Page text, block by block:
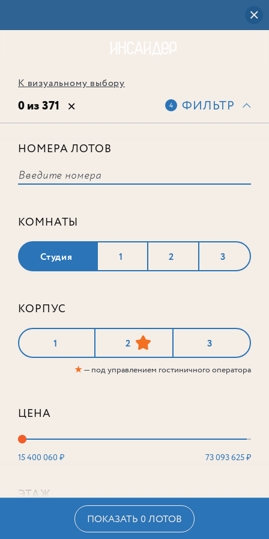
К визуальному выбору
0 из 371 4 ФИЛЬТР
НОМЕРА ЛОТОВ
КОМНАТЫ
Студия 1 2 3
КОРПУС
1 2 3
★— под управлением гостиничного оператора
ЦЕНА
15 400 060 ₽ 73 093 625 ₽
ЭТАЖ
ПОКАЗАТЬ 0 ЛОТОВ
соответствует ни одного лота